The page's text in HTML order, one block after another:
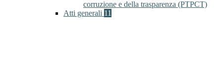
corruzione e della trasparenza (PTPCT)
Atti generali 11